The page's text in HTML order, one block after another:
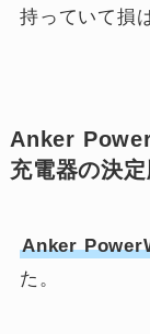
持っていて損
Anker
充電器の決定
Anker
た。